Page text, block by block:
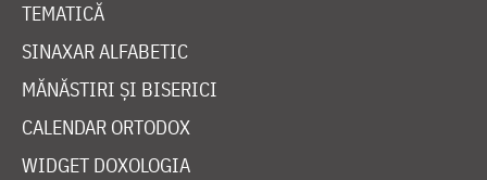
TEMATICĂ
SINAXAR ALFABETIC
MĂNĂSTIRI ȘI BISERICI
CALENDAR ORTODOX
WIDGET DOXOLOGIA